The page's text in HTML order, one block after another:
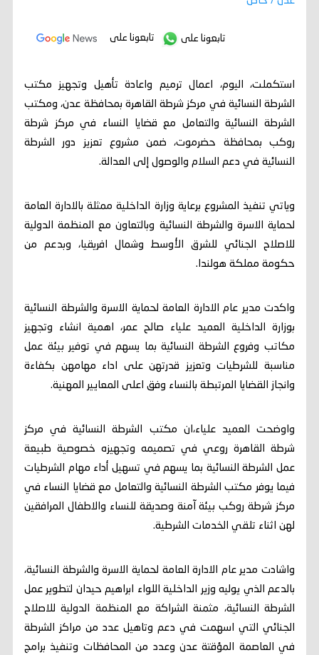
تابعونا على تابعونا على
استكملت، اليوم، اعمال ترميم واعادة تأهيل وتجهيز مكتب
الشرطة النسائية في مركز شرطة القاهرة بمحافظة عدن، ومكتب
الشرطة النسائية والتعامل مع قضايا النساء في مركز شرطة
روكب بمحافظة حضرموت، ضمن مشروع تعزيز دور الشرطة
النسائية في دعم السلام والوصول إلى العدالة.
وياتي تنفيذ المشروع برعاية وزارة الداخلية ممثلة بالادارة العامة
لحماية الاسرة والشرطة النسائية وبالتعاون مع المنظمة الدولية
للاصلاح الجنائي للشرق الأوسط وشمال افريقيا، وبدعم من
حكومة مملكة هولندا.
واكدت مدير عام الادارة العامة لحماية الاسرة والشرطة النسائية
بوزارة الداخلية العميد علياء صالح عمر، اهمية انشاء وتجهيز
مكاتب وفروع الشرطة النسائية بما يسهم في توفير بيئة عمل
مناسبة للشرطيات وتعزيز قدرتهن على اداء مهامهن بكفاءة
وانجاز القضايا المرتبطة بالنساء وفق اعلى المعايير المهنية.
واوضحت العميد علياء،ان مكتب الشرطة النسائية في مركز
شرطة القاهرة روعي في تصميمه وتجهيزه خصوصية طبيعة
عمل الشرطة النسائية بما يسهم في تسهيل أداء مهام الشرطيات
فيما يوفر مكتب الشرطة النسائية والتعامل مع قضايا النساء في
مركز شرطة روكب بيئة آمنة وصديقة للنساء والاطفال المرافقين
لهن اثناء تلقي الخدمات الشرطية.
واشادت مدير عام الادارة العامة لحماية الاسرة والشرطة النسائية،
بالدعم الذي يوليه وزير الداخلية اللواء ابراهيم حيدان لتطوير عمل
الشرطة النسائية، مثمنة الشراكة مع المنظمة الدولية للاصلاح
الجنائي التي اسهمت في دعم وتاهيل عدد من مراكز الشرطة
في العاصمة المؤقتة عدن وعدد من المحافظات وتنفيذ برامج